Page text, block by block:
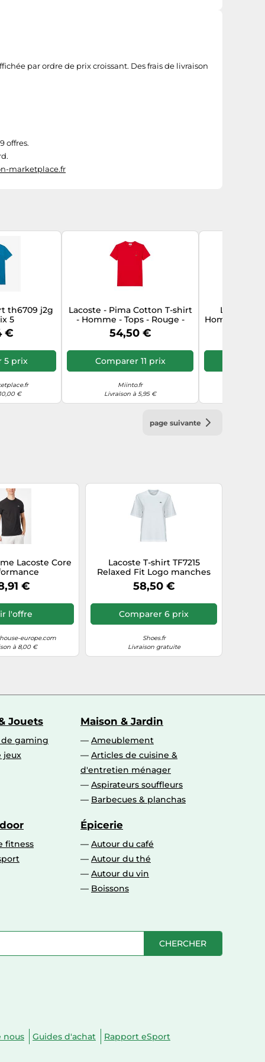
par ordre de prix croissant. Des frais de livraison
offres.
marketplace.fr
th6709 j2g
5
€
5 prix
€
Lacoste - Pima Cotton T-shirt
- Homme - Tops - Rouge -
Taille: XL
54,50 €
Comparer 11 prix
Miinto.fr
Livraison à 5,95 €
Lacoste -
Homme -
page suivante
Lacoste Core
€
l'offre
europe.com
à 8,00 €
Lacoste T-shirt TF7215
Relaxed Fit Logo manches
courtes Blanc Femme 40
58,50 €
Comparer 6 prix
Shoes.fr
Livraison gratuite
Jouets
de gaming
jeux
Maison & Jardin
Ameublement
Articles de cuisine &
d'entretien ménager
Aspirateurs souffleurs
Barbecues & planchas
fitness
Épicerie
Autour du café
Autour du thé
Autour du vin
Boissons
CHERCHER
nous Guides d'achat
Rapport eSport